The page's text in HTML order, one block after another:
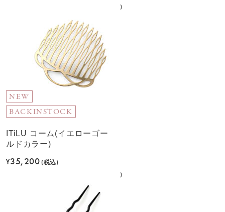
NEW
BACKINSTOCK
ITiLU コーム(イエローゴー
ルドカラー)
¥35,200(税込)